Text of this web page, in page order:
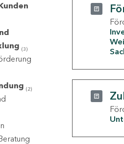
(3)
(2)